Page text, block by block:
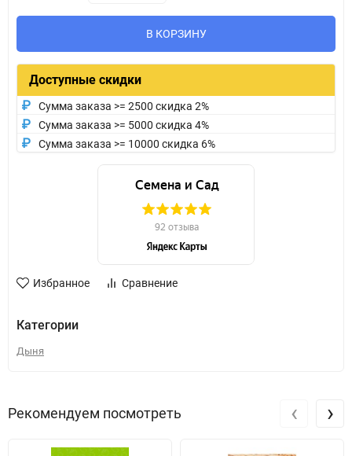
В КОРЗИНУ
Доступные скидки
Сумма заказа >= 2500 скидка 2%
Сумма заказа >= 5000 скидка 4%
Сумма заказа >= 10000 скидка 6%
Избранное Сравнение
Категории
Дыня
Рекомендуем посмотреть ‹ ›